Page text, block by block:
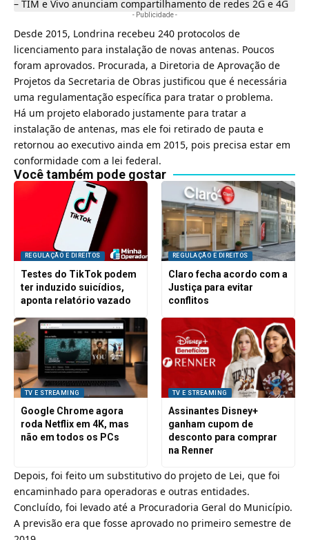
– TIM e Vivo anunciam compartilhamento de redes 2G e 4G
- Publicidade -
Desde 2015, Londrina recebeu 240 protocolos de
licenciamento para instalação de novas antenas. Poucos
foram aprovados. Procurada, a Diretoria de Aprovação de
Projetos da Secretaria de Obras justificou que é necessária
uma regulamentação específica para tratar o problema.
Há um projeto elaborado justamente para tratar a
instalação de antenas, mas ele foi retirado de pauta e
retornou ao executivo ainda em 2015, pois precisa estar em
conformidade com a lei federal.
Você também pode gostar
REGULAÇÃO E DIREITOS
Testes do TikTok podem
ter induzido suicídios,
aponta relatório vazado
REGULAÇÃO E DIREITOS
Claro fecha acordo com a
Justiça para evitar
conflitos
TV E STREAMING
Google Chrome agora
roda Netflix em 4K, mas
não em todos os PCs
TV E STREAMING
Assinantes Disney+
ganham cupom de
desconto para comprar
na Renner
Depois, foi feito um substitutivo do projeto de Lei, que foi
encaminhado para operadoras e outras entidades.
Concluído, foi levado até a Procuradoria Geral do Município.
A previsão era que fosse aprovado no primeiro semestre de